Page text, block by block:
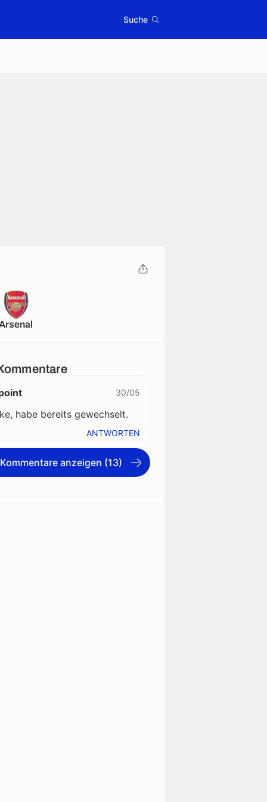
Suche
30/05
habe bereits gewechselt.
ANTWORTEN
anzeigen (13)